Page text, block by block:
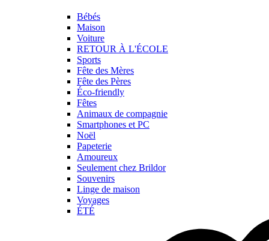
Bébés
Maison
Voiture
RETOUR À L'ÉCOLE
Sports
Fête des Mères
Fête des Pères
Éco-friendly
Fêtes
Animaux de compagnie
Smartphones et PC
Noël
Papeterie
Amoureux
Seulement chez Brildor
Souvenirs
Linge de maison
Voyages
ÉTÉ